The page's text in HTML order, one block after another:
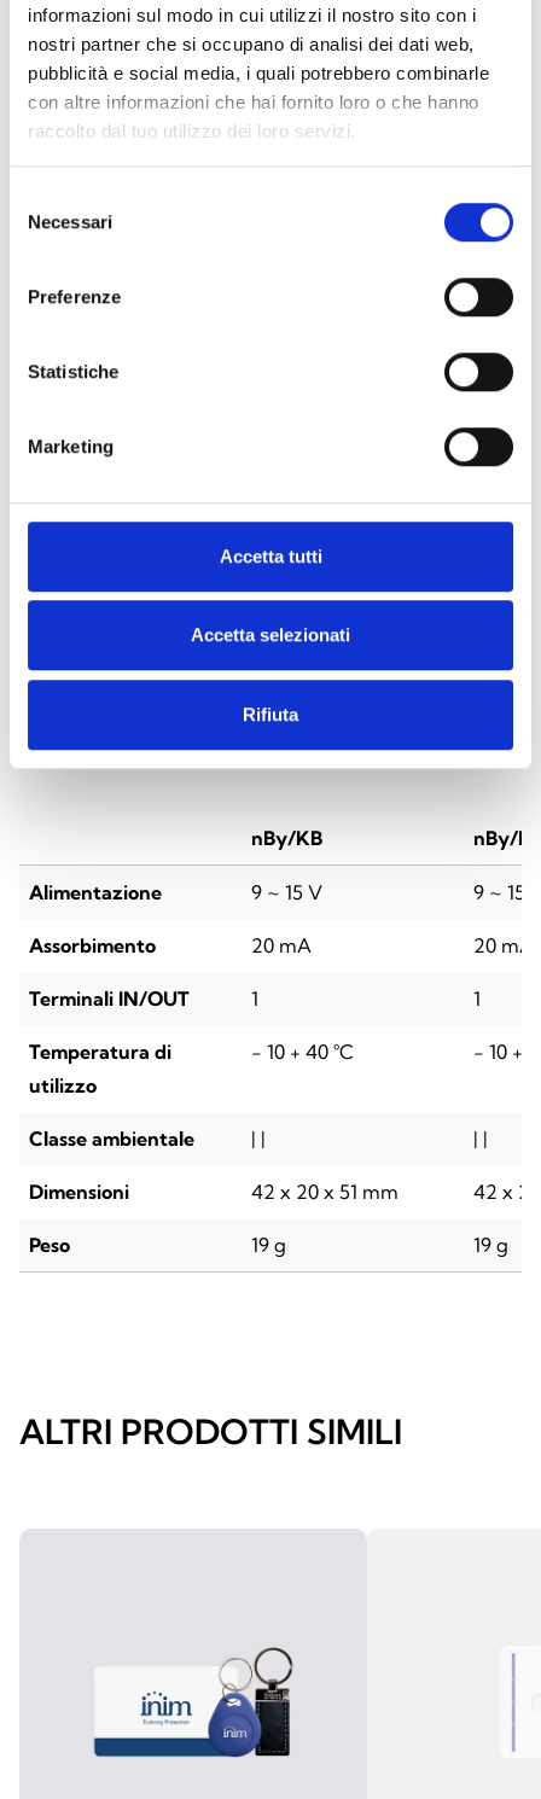
informazioni sul modo in cui utilizzi il nostro sito con i
nostri partner che si occupano di analisi dei dati web,
pubblicità e social media, i quali potrebbero combinarle
con altre informazioni che hai fornito loro o che hanno
raccolto dal tuo utilizzo dei loro servizi.
delNecessari
Preferenze
Statistiche
Marketing
Accetta tutti
Accetta selezionati
Rifiuta
colore bianco
“keystone” dotato di 1 terminale,
Lettore di prossimità ad incasso
Specifiche tecniche
nBy/KB nBy/
Alimentazione 9 ~ 15 V 9 ~ 15
Assorbimento 20 mA 20 mA
Terminali IN/OUT 1 1
Temperatura di
utilizzo
- 10 + 40 °C - 10 +
Classe ambientale | | | |
Dimensioni 42 x 20 x 51 mm 42 x
Peso 19 g 19 g
ALTRI PRODOTTI SIMILI